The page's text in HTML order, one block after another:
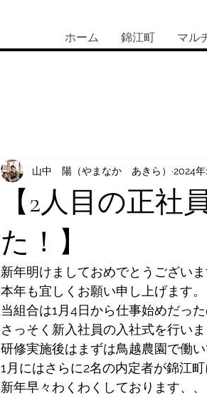
ホーム 錦江町 マル
【2人目の正社
た！】
山中 陽（やまなか あきら） 2024年
新年明けましておめでとうございま
本年も宜しくお願い申し上げます。
当組合は1月4日から仕事始めだっ
さっそく新入社員の入社式を行いま
研修実施後はまずは鳥越農園で働い
1月にはさらに2名の内定者が錦江
新年早々わくわくしております、、